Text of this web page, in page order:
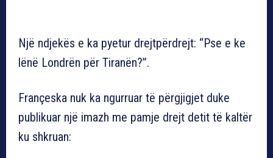
Një ndjekës e ka pyetur drejtpërdrejt: “Pse e ke
lënë Londrën për Tiranën?”.
Françeska nuk ka ngurruar të përgjigjet duke
publikuar një imazh me pamje drejt detit të kaltër
ku shkruan: